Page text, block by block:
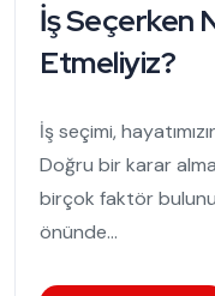
İş Seçerken
Etmeliyiz?
İş seçimi,
Doğru bir karar
birçok faktör
önünde...